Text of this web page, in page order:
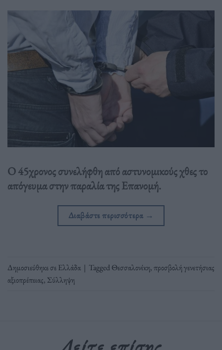
Ο 45χρονος συνελήφθη από αστυνομικούς χθες το
απόγευμα στην παραλία της Επανομή.
Διαβάστε περισσότερα →
Δημοσιεύθηκε σεΕλλάδα | TaggedΘεσσαλονίκη,προσβολή γενετήσιας
αξιοπρέπειας, Σύλληψη